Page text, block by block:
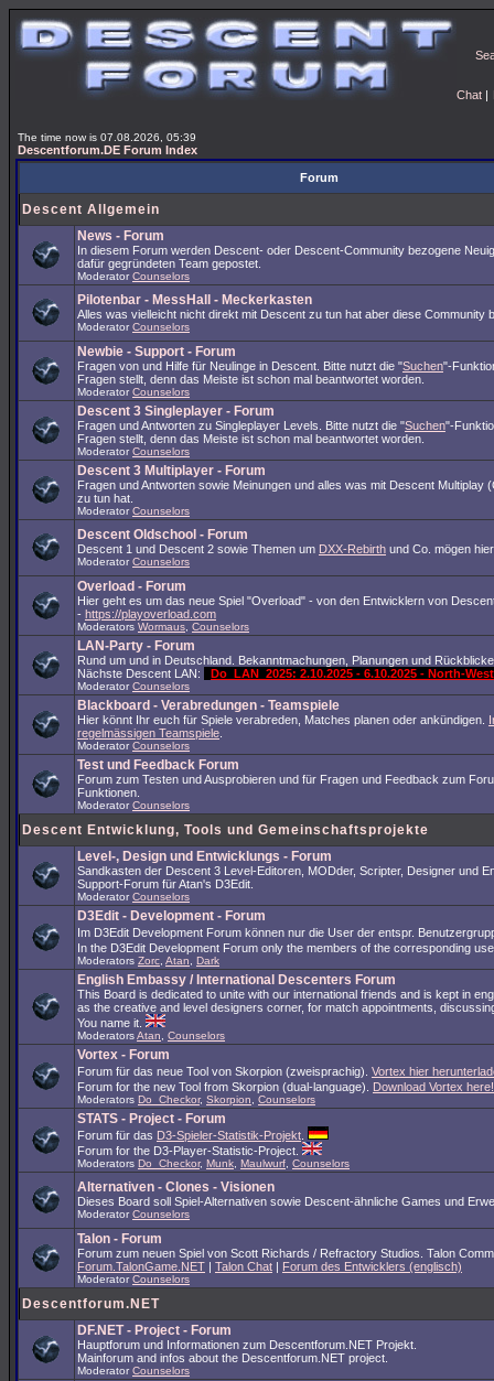
Chat |
The time now is 07.08.2026, 05:39
Descentforum.DE Forum Index
Forum
Descent Allgemein
News - Forum
In diesem Forum werden Descent- oder Descent-Community bezogene
dafür gegründeten Team gepostet.
Moderator Counselors
Pilotenbar - MessHall - Meckerkasten
Alles was vielleicht nicht direkt mit Descent zu tun hat aber diese Community
Moderator Counselors
Newbie - Support - Forum
Fragen von und Hilfe für Neulinge in Descent. Bitte nutzt die "Suchen"-
Fragen stellt, denn das Meiste ist schon mal beantwortet worden.
Moderator Counselors
Descent 3 Singleplayer - Forum
Fragen und Antworten zu Singleplayer Levels. Bitte nutzt die "Suchen"-
Fragen stellt, denn das Meiste ist schon mal beantwortet worden.
Moderator Counselors
Descent 3 Multiplayer - Forum
Fragen und Antworten sowie Meinungen und alles was mit Descent Multiplay
zu tun hat.
Moderator Counselors
Descent Oldschool - Forum
Descent 1 und Descent 2 sowie Themen um DXX-Rebirth und Co. mögen
Moderator Counselors
Overload - Forum
Hier geht es um das neue Spiel "Overload" - von den Entwicklern von
- https://playoverload.com
Moderators Wormaus Counselors
LAN-Party - Forum
Rund um und in Deutschland. Bekanntmachungen, Planungen und
Nächste Descent LAN:
Do_LAN_2025: 2.10.2025 - 6.10.2025 - North-
Moderator Counselors
Blackboard - Verabredungen - Teamspiele
Hier könnt Ihr euch für Spiele verabreden, Matches planen oder ankündigen.
regelmässigen Teamspiele
Moderator Counselors
Test und Feedback Forum
Forum zum Testen und Ausprobieren und für Fragen und Feedback zum
Funktionen.
Moderator Counselors
Descent Entwicklung, Tools und Gemeinschaftsprojekte
Level-, Design und Entwicklungs - Forum
Sandkasten der Descent 3 Level-Editoren, MODder, Scripter, Designer und
Support-Forum für Atan's D3Edit.
Moderator Counselors
D3Edit - Development - Forum
Im D3Edit Development Forum können nur die User der entspr.
In the D3Edit Development Forum only the members of the corresponding
Moderators Zorc Atan Dark
English Embassy / International Descenters Forum
This Board is dedicated to unite with our international friends and is kept in
as the creative and level designers corner, for match appointments,
You name it.
ModeratorsAtan Counselors
Vortex - Forum
Forum für das neue Tool von Skorpion (zweisprachig). Vortex hier
Forum for the new Tool from Skorpion (dual-language). Download Vortex here!
Moderators Do_Checkor, Skorpion Counselors
STATS - Project - Forum
Forum für das D3-Spieler-Statistik-Projekt
Forum for the D3-Player-Statistic-Project.
Moderators Do_Checkor, Munk Maulwurf Counselors
Alternativen - Clones - Visionen
Dieses Board soll Spiel-Alternativen sowie Descent-ähnliche Games und
Moderator Counselors
Talon - Forum
Forum zum neuen Spiel von Scott Richards / Refractory Studios. Talon
Forum.TalonGame.NET | Talon Chat | Forum des Entwicklers (englisch)
Moderator Counselors
Descentforum.NET
DF.NET - Project - Forum
Hauptforum und Informationen zum Descentforum.NET Projekt.
Mainforum and infos about the Descentforum.NET project.
Moderator Counselors